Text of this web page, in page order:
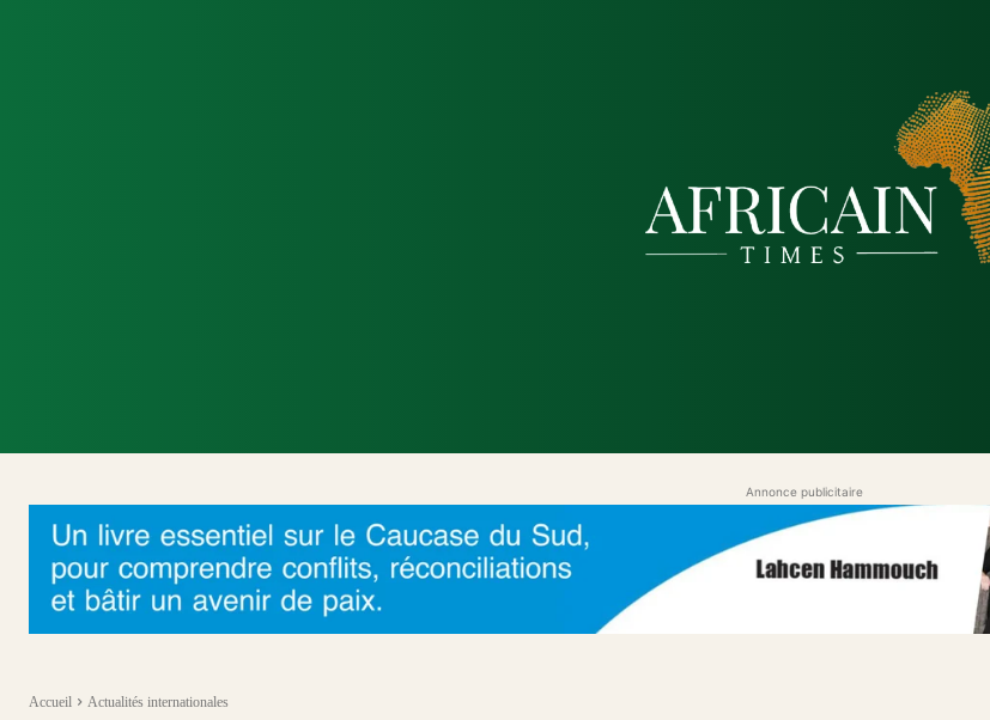
Annonce publicitaire
Accueil Actualités internationales